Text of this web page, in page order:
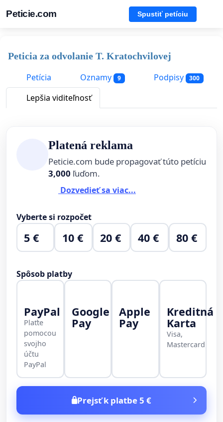
Peticie.com Spustiť petíciu
Peticia za odvolanie T. Kratochvilovej
Petícia
Oznamy 9 Podpisy 300
Lepšia viditeľnosť
Platená reklama
Peticie.com bude propagovať túto petíciu
3,000 ľuďom.
Dozvedieť sa viac...
Vyberte si rozpočet
5 € 10 € 20 € 40 € 80 €
Spôsob platby
PayPal
Plaťte
pomocou
svojho
účtu
PayPal
Google
Pay
Apple
Pay
Kreditná
Karta
Visa,
Mastercard
Prejsť k platbe 5 €